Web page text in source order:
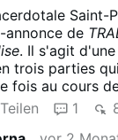
crítica a
Saint-
annonce de
. Il s'agit
trois parties
fois au cours
en
pendant
Teilen 1